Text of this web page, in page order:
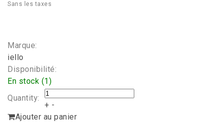
Sans les taxes
Marque:
iello
Disponibilité:
En stock (1)
Quantity:
+ -
Ajouter au panier